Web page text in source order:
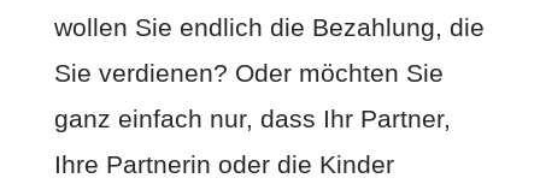
wollen Sie endlich die Bezahlung, die
Sie verdienen? Oder möchten Sie
ganz einfach nur, dass Ihr Partner,
Ihre Partnerin oder die Kinder